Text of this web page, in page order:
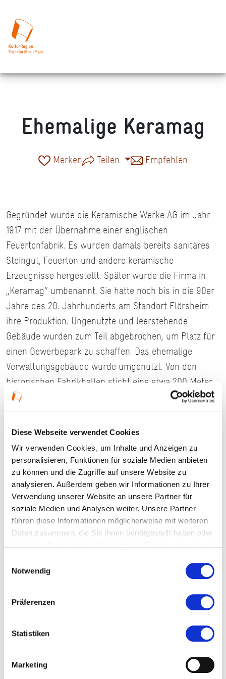
Diese Webseite verwendet Cookies
Wir verwenden Cookies, um Inhalte und Anzeigen zu
personalisieren, Funktionen für soziale Medien anbieten
zu können und die Zugriffe auf unsere Website zu
analysieren. Außerdem geben wir Informationen zu Ihrer
Verwendung unserer Website an unsere Partner für
soziale Medien und Analysen weiter. Unsere Partner
führen diese Informationen möglicherweise mit weiteren
Daten zusammen, die Sie ihnen bereitgestellt haben oder
Notwendig
Präferenzen
Statistiken
Marketing
Ehemalige Keramag
Merken Teilen Empfehlen
Gegründet wurde die Keramische Werke AG im Jahr
1917 mit der Übernahme einer englischen
Feuertonfabrik. Es wurden damals bereits sanitäres
Steingut, Feuerton und andere keramische
Erzeugnisse hergestellt. Später wurde die Firma in
„Keramag“ umbenannt. Sie hatte noch bis in die 90er
Jahre des 20. Jahrhunderts am Standort Flörsheim
ihre Produktion. Ungenutzte und leerstehende
Gebäude wurden zum Teil abgebrochen, um Platz für
einen Gewerbepark zu schaffen. Das ehemalige
Verwaltungsgebäude wurde umgenutzt. Von den
historischen Fabrikhallen sticht eine etwa 200 Meter
lange Halle hervor. Sie überzeugt durch eine
sichtbare Stahlbetonkonstruktion, die im
Bogenbereich des Tonnendaches mit Ziegeln
ausgemauert und ansonsten großflächig verglast ist.
Stand: 2015
#Lokaler Routenführer Hessischer Unterer Main
#Lokaler Routenführer Main-Taunus-Kreis
65439 Flörsheim am Main